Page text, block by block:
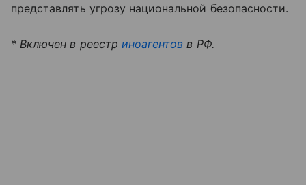
представлять угрозу национальной безопасности.
* Включен в реестр иноагентов в РФ.